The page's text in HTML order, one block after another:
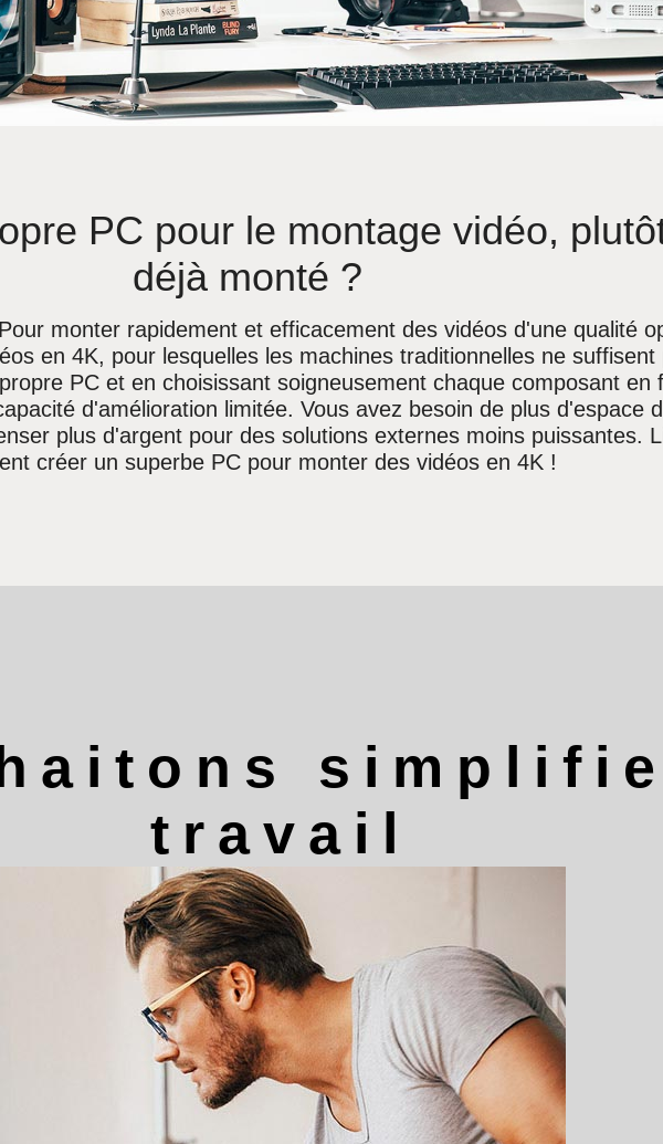
PC pour le montage vidéo,
déjà monté ?
monter rapidement et efficacement des vidéos d'une qualité
en 4K, pour lesquelles les machines traditionnelles ne
PC et en choisissant soigneusement chaque composant en
d'amélioration limitée. Vous avez besoin de plus d'espace
plus d'argent pour des solutions externes moins puissantes.
créer un superbe PC pour monter des vidéos en 4K !
travail